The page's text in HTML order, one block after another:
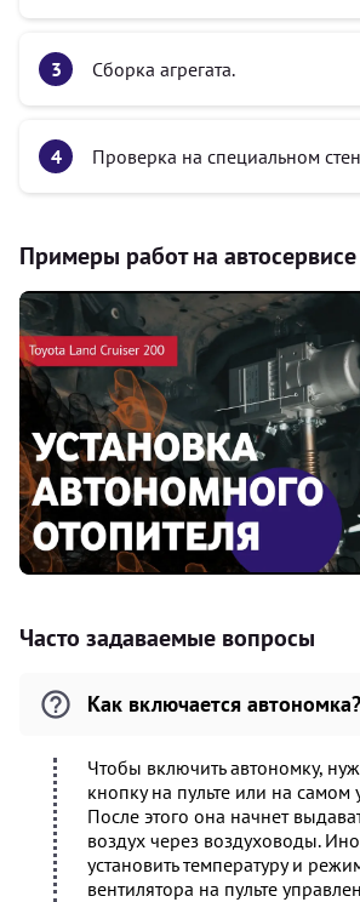
Сборка агрегата.
Проверка на специальном
Примеры работ на автосервисе
Часто задаваемые вопросы
Как включается автономка?
Чтобы включить автономку,
кнопку на пульте или на самом
После этого она начнет
воздух через воздуховоды.
установить температуру и
вентилятора на пульте